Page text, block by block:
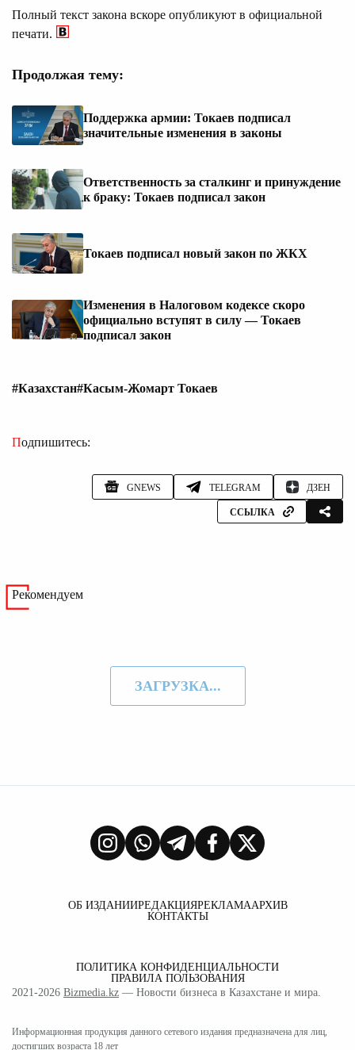
Полный текст закона вскоре опубликуют в официальной
печати.
Продолжая тему:
Поддержка армии: Токаев подписал
значительные изменения в законы
Ответственность за сталкинг и принуждение
к браку: Токаев подписал закон
Токаев подписал новый закон по ЖКХ
Изменения в Налоговом кодексе скоро
официально вступят в силу — Токаев
подписал закон
#Казахстан#Касым-Жомарт Токаев
Подпишитесь:
GNEWS TELEGRAM ДЗЕН
ССЫЛКА
Рекомендуем
ЗАГРУЗКА...
ОБ ИЗДАНИИРЕДАКЦИЯРЕКЛАМААРХИВ
КОНТАКТЫ
ПОЛИТИКА КОНФИДЕНЦИАЛЬНОСТИ
ПРАВИЛА ПОЛЬЗОВАНИЯ
2021-2026 Bizmedia.kz — Новости бизнеса в Казахстане и мира.
Информационная продукция данного сетевого издания предназначена для лиц,
достигших возраста 18 лет